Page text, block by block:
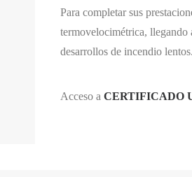
Para completar sus
termovelocimétrica, llegando
desarrollos de incendio
Acceso a CERTIFICADO